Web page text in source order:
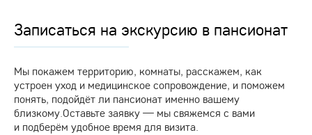
Записаться на экскурсию в пансионат
Мы покажем территорию, комнаты, расскажем, как
устроен уход и медицинское сопровождение, и поможем
понять, подойдёт ли пансионат именно вашему
близкому.Оставьте заявку — мы свяжемся с вами
и подберём удобное время для визита.